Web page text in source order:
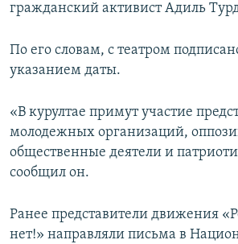
гражданский активист Адиль
По его словам, с театром
указанием даты.
«В курултае примут участие
молодежных организаций,
общественные деятели и
сообщил он.
Ранее представители движения
нет!» направляли письма в